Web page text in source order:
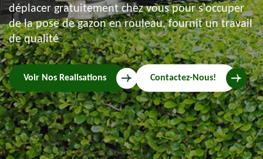
déplacer gratuitement chez vous pour s'occuper
de la pose de gazon en rouleau, fournit un travail
de qualité
Voir Nos Realisations Contactez-Nous!